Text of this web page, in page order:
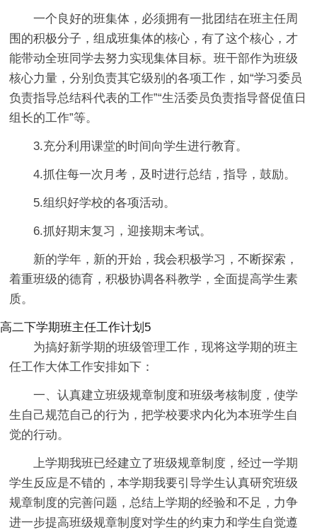
一个良好的班集体，必须拥有一批团结在班主任周
围的积极分子，组成班集体的核心，有了这个核心，才
能带动全班同学去努力实现集体目标。班干部作为班级
核心力量，分别负责其它级别的各项工作，如“学习委员
负责指导总结科代表的工作”“生活委员负责指导督促值日
组长的工作”等。
3.充分利用课堂的时间向学生进行教育。
4.抓住每一次月考，及时进行总结，指导，鼓励。
5.组织好学校的各项活动。
6.抓好期末复习，迎接期末考试。
新的学年，新的开始，我会积极学习，不断探索，
着重班级的德育，积极协调各科教学，全面提高学生素
质。
高二下学期班主任工作计划5
为搞好新学期的班级管理工作，现将这学期的班主
任工作大体工作安排如下：
一、认真建立班级规章制度和班级考核制度，使学
生自己规范自己的行为，把学校要求内化为本班学生自
觉的行动。
上学期我班已经建立了班级规章制度，经过一学期
学生反应是不错的，本学期我要引导学生认真研究班级
规章制度的完善问题，总结上学期的经验和不足，力争
进一步提高班级规章制度对学生的约束力和学生自觉遵